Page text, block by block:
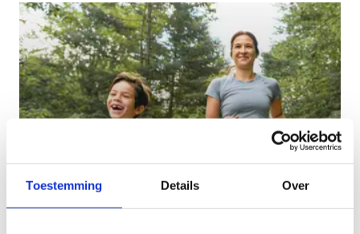
Toestemming Details Over